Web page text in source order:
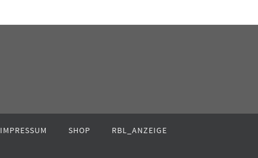
IMPRESSUM SHOP RBL_ANZEIGE